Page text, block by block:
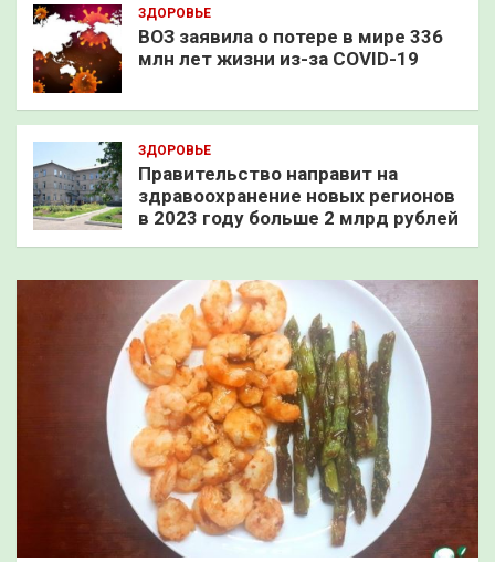
ЗДОРОВЬЕ
ВОЗ заявила о потере в мире 336
млн лет жизни из-за COVID-19
ЗДОРОВЬЕ
Правительство направит на
здравоохранение новых регионов
в 2023 году больше 2 млрд рублей